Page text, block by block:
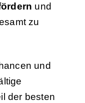
und
zu
und
der besten